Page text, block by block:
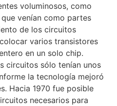
voluminosos, como
venían como partes
de los circuitos
varios transistores
en un solo chip.
circuitos sólo tenían unos
la tecnología mejoró
Hacia 1970 fue posible
necesarios para